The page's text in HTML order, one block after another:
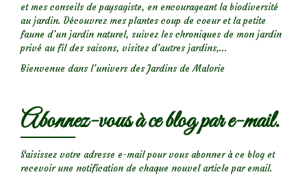
et mes conseils de paysagiste, en encourageant la biodiversité
au jardin. Découvrez mes plantes coup de coeur et la petite
faune d’un jardin naturel, suivez les chroniques de mon jardin
privé au fil des saisons, visitez d’autres jardins,...
Bienvenue dans l’univers des Jardins de Malorie
Abonnez-vous à ce blog par e-mail.
Saisissez votre adresse e-mail pour vous abonner à ce blog et
recevoir une notification de chaque nouvel article par email.